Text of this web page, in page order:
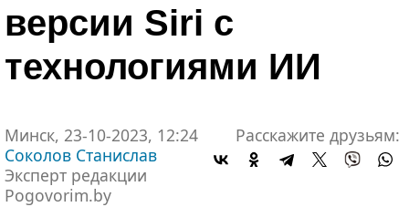
версии Siri с
технологиями ИИ
Минск, 23-10-2023, 12:24
Соколов Станислав
Эксперт редакции
Pogovorim.by
Расскажите друзьям: